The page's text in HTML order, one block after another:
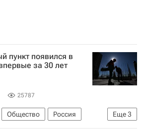
пункт появился в
за 30 лет
25787
Еще3
Общество
Россия
Министерство сельского хозяйства РФ (Минсельхоз России)